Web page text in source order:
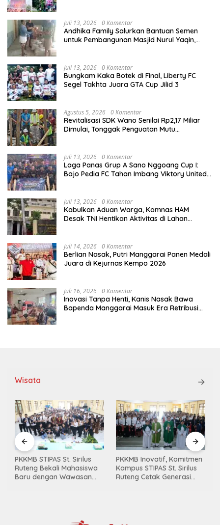
Juli 13, 2026 0 Komentar
Andhika Family Salurkan Bantuan Semen
untuk Pembangunan Masjid Nurul Yaqin,
Juli 13, 2026 0 Komentar
Bungkam Kaka Botek di Final, Liberty FC
Segel Takhta Juara GTA Cup Jilid 3
Agustus 5, 2026 0 Komentar
Revitalisasi SDK Wano Senilai Rp2,17 Miliar
Dimulai, Tonggak Penguatan Mutu
Juli 13, 2026 0 Komentar
Laga Panas Grup A Sano Nggoang Cup I:
Bajo Pedia FC Tahan Imbang Viktory United
Juli 13, 2026 0 Komentar
Kabulkan Aduan Warga, Komnas HAM
Desak TNI Hentikan Aktivitas di Lahan
Juli 14, 2026 0 Komentar
Berlian Nasak, Putri Manggarai Panen Medali
Juara di Kejurnas Kempo 2026
Juli 16, 2026 0 Komentar
Inovasi Tanpa Henti, Kanis Nasak Bawa
Bapenda Manggarai Masuk Era Retribusi
Wisata
PKKMB STIPAS St. Sirilus
Ruteng Bekali Mahasiswa
Baru dengan Wawasan
PKKMB Inovatif, Komitmen
Kampus STIPAS St. Sirilus
Ruteng Cetak Generasi